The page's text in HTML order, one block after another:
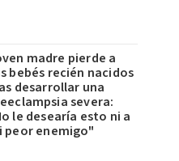
madre pierde a
bebés recién nacidos
desarrollar una
severa:
le desearía esto ni a
peor enemigo"